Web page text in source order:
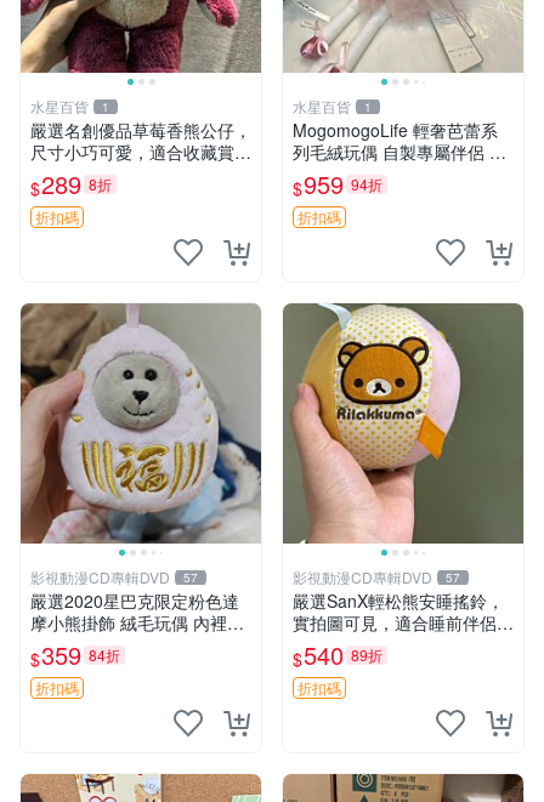
水星百貨 1
嚴選名創優品草莓香熊公仔，
尺寸小巧可愛，適合收藏賞玩
30cm 玩具 公仔 草莓熊
$289 8折
折扣碼
水星百貨 1
MogomogoLife 輕奢芭蕾系
列毛絨玩偶 自製專屬伴侶 帶
標牌全新成色 芭蕾系列 毛絨
玩偶 安撫玩具 新款上架
$959 94折
折扣碼
影視動漫CD專輯DVD 57
嚴選2020星巴克限定粉色達
摩小熊掛飾 絨毛玩偶 內裡小
熊 可愛 御用伴侶 默認微暇
售後自理 小熊掛飾 星巴克 限
量版
$359 84折
折扣碼
影視動漫CD專輯DVD 57
嚴選SanX輕松熊安睡搖鈴，
實拍圖可見，適合睡前伴侶，
Picks安撫好物 0325 懸吊 電
腦
$540 89折
折扣碼